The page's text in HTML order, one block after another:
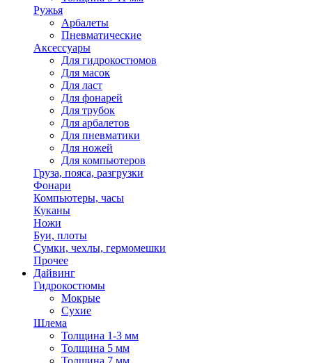
Ружья
Арбалеты
Пневматические
Аксессуары
Для гидрокостюмов
Для масок
Для ласт
Для фонарей
Для трубок
Для арбалетов
Для пневматики
Для ножей
Для компьютеров
Груза, пояса, разгрузки
Фонари
Компьютеры, часы
Куканы
Ножи
Буи, плоты
Сумки, чехлы, гермомешки
Прочее
Дайвинг
Гидрокостюмы
Мокрые
Сухие
Шлема
Толщина 1-3 мм
Толщина 5 мм
Толщина 7 мм